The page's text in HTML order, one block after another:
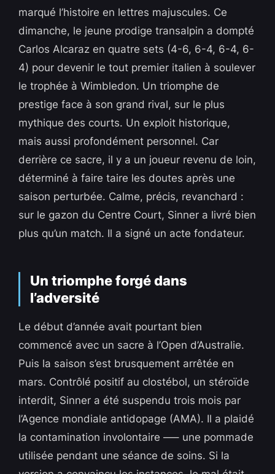
marqué l’histoire en lettres majuscules. Ce
dimanche, le jeune prodige transalpin a dompté
Carlos Alcaraz en quatre sets (4-6, 6-4, 6-4, 6-
4) pour devenir le tout premier italien à soulever
le trophée à Wimbledon. Un triomphe de
prestige face à son grand rival, sur le plus
mythique des courts. Un exploit historique,
mais aussi profondément personnel. Car
derrière ce sacre, il y a un joueur revenu de loin,
déterminé à faire taire les doutes après une
saison perturbée. Calme, précis, revanchard :
sur le gazon du Centre Court, Sinner a livré bien
plus qu’un match. Il a signé un acte fondateur.
Un triomphe forgé dans
l’adversité
Le début d’année avait pourtant bien
commencé avec un sacre à l’Open d’Australie.
Puis la saison s’est brusquement arrêtée en
mars. Contrôlé positif au clostébol, un stéroïde
interdit, Sinner a été suspendu trois mois par
l’Agence mondiale antidopage (AMA). Il a plaidé
la contamination involontaire —– une pommade
utilisée pendant une séance de soins. Si la